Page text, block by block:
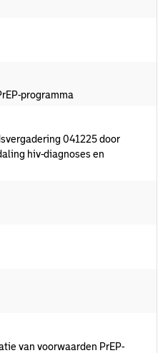
programma
041225 door
hiv-diagnoses en
van voorwaarden PrEP-